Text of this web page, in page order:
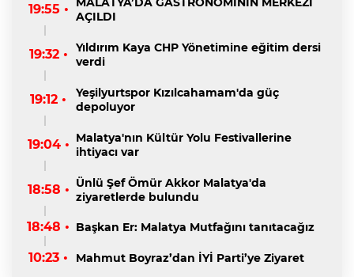
19:55 • AÇILDI
19:32 •
Yıldırım Kaya CHP Yönetimine eğitim dersi
verdi
19:12 •
Yeşilyurtspor Kızılcahamam'da güç
depoluyor
19:04 • Malatya'nın Kültür Yolu Festivallerine
ihtiyacı var
18:58 • Ünlü Şef Ömür Akkor Malatya'da
ziyaretlerde bulundu
18:48 • Başkan Er: Malatya Mutfağını tanıtacağız
10:23 • Mahmut Boyraz’dan İYİ Parti’ye Ziyaret